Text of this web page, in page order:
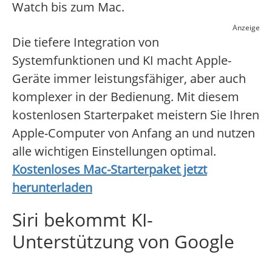
Watch bis zum Mac.
Anzeige
Die tiefere Integration von
Systemfunktionen und KI macht Apple-
Geräte immer leistungsfähiger, aber auch
komplexer in der Bedienung. Mit diesem
kostenlosen Starterpaket meistern Sie Ihren
Apple-Computer von Anfang an und nutzen
alle wichtigen Einstellungen optimal.
Kostenloses Mac-Starterpaket jetzt
herunterladen
Siri bekommt KI-
Unterstützung von Google